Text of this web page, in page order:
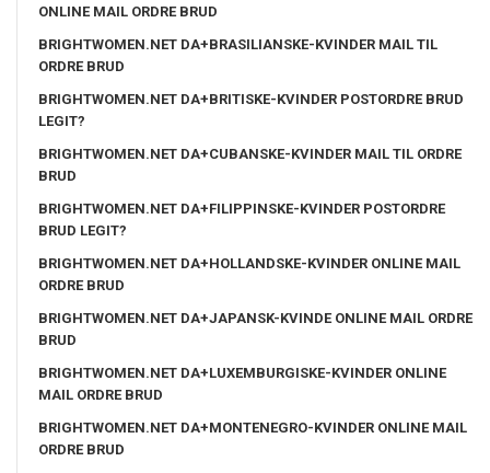
ONLINE MAIL ORDRE BRUD
BRIGHTWOMEN.NET DA+BRASILIANSKE-KVINDER MAIL TIL
ORDRE BRUD
BRIGHTWOMEN.NET DA+BRITISKE-KVINDER POSTORDRE BRUD
LEGIT?
BRIGHTWOMEN.NET DA+CUBANSKE-KVINDER MAIL TIL ORDRE
BRUD
BRIGHTWOMEN.NET DA+FILIPPINSKE-KVINDER POSTORDRE
BRUD LEGIT?
BRIGHTWOMEN.NET DA+HOLLANDSKE-KVINDER ONLINE MAIL
ORDRE BRUD
BRIGHTWOMEN.NET DA+JAPANSK-KVINDE ONLINE MAIL ORDRE
BRUD
BRIGHTWOMEN.NET DA+LUXEMBURGISKE-KVINDER ONLINE
MAIL ORDRE BRUD
BRIGHTWOMEN.NET DA+MONTENEGRO-KVINDER ONLINE MAIL
ORDRE BRUD